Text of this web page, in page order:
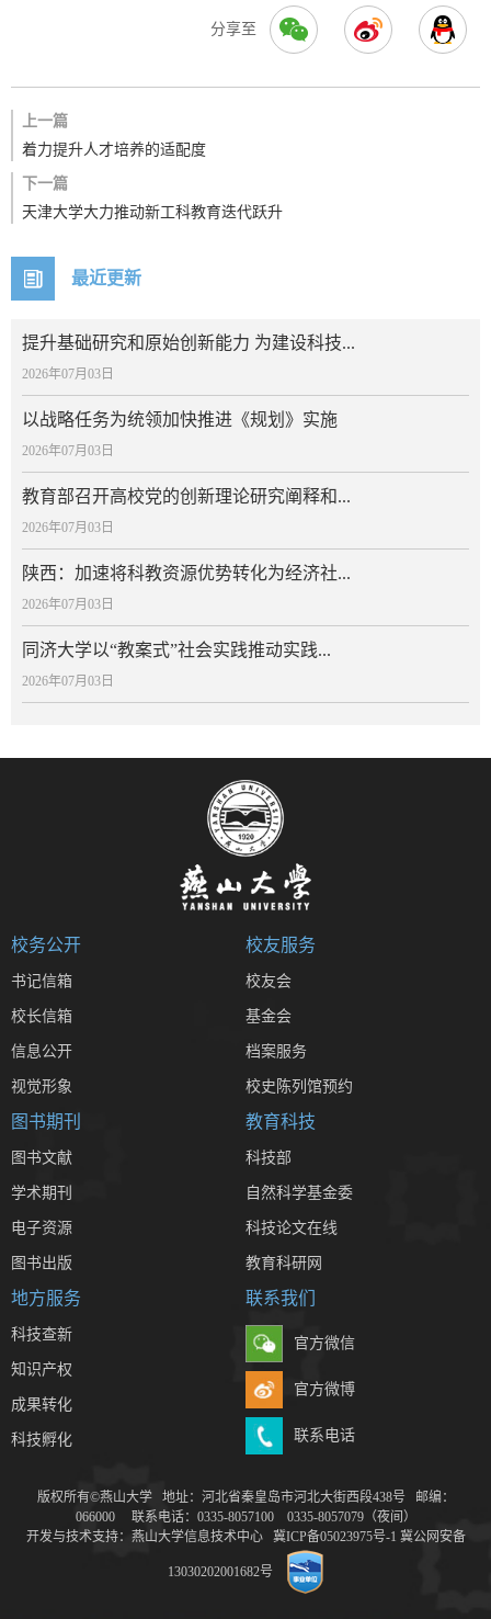
分享至
上一篇
着力提升人才培养的适配度
下一篇
天津大学大力推动新工科教育迭代跃升
最近更新
提升基础研究和原始创新能力 为建设科技...
2026年07月03日
以战略任务为统领加快推进《规划》实施
2026年07月03日
教育部召开高校党的创新理论研究阐释和...
2026年07月03日
陕西：加速将科教资源优势转化为经济社...
2026年07月03日
同济大学以“教案式”社会实践推动实践...
2026年07月03日
校务公开
书记信箱
校长信箱
信息公开
视觉形象
校友服务
校友会
基金会
档案服务
校史陈列馆预约
图书期刊
图书文献
学术期刊
电子资源
图书出版
教育科技
科技部
自然科学基金委
科技论文在线
教育科研网
地方服务
科技查新
知识产权
成果转化
科技孵化
联系我们
官方微信
官方微博
联系电话
版权所有©燕山大学 地址：河北省秦皇岛市河北大街西段438号 邮编：
066000 联系电话：0335-8057100 0335-8057079（夜间）
开发与技术支持：燕山大学信息技术中心 冀ICP备05023975号-1 冀公网安备
13030202001682号